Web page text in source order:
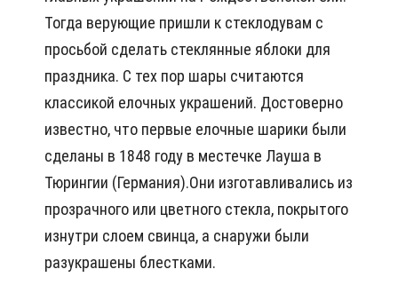
Тогда верующие пришли к стеклодувам с
просьбой сделать стеклянные яблоки для
праздника. С тех пор шары считаются
классикой елочных украшений. Достоверно
известно, что первые елочные шарики были
сделаны в 1848 году в местечке Лауша в
Тюрингии (Германия).Они изготавливались из
прозрачного или цветного стекла, покрытого
изнутри слоем свинца, а снаружи были
разукрашены блестками.